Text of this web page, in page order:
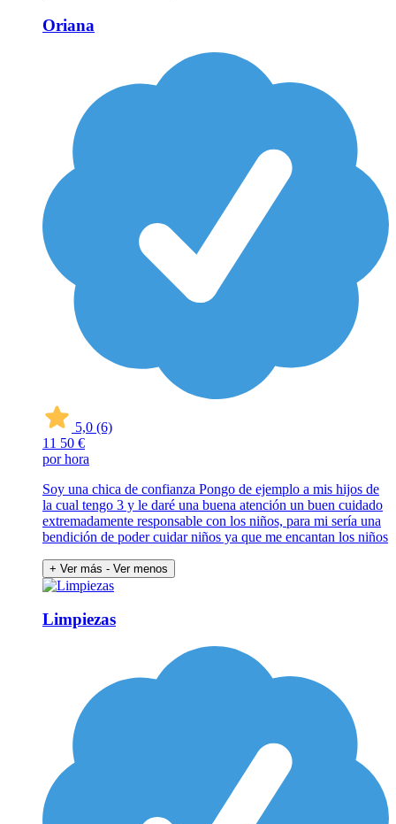
Oriana
5,0 (6)
11 50 €
por hora
Soy una chica de confianza Pongo de ejemplo a mis hijos de
la cual tengo 3 y le daré una buena atención un buen cuidado
extremadamente responsable con los niños, para mi sería una
bendición de poder cuidar niños ya que me encantan los niños
+ Ver más - Ver menos
Limpiezas